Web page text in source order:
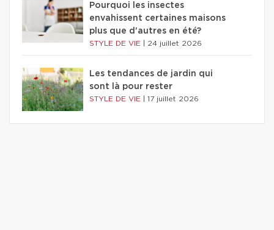
Pourquoi les insectes
envahissent certaines maisons
plus que d'autres en été?
STYLE DE VIE 24 juillet 2026
Les tendances de jardin qui
sont là pour rester
STYLE DE VIE 17 juillet 2026